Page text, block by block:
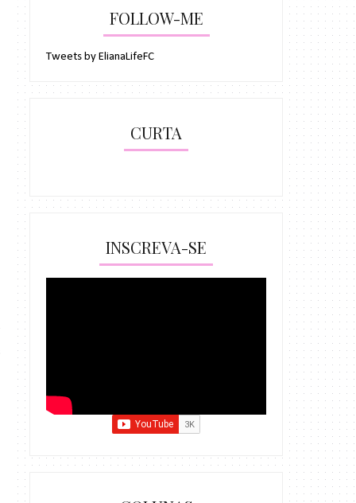
FOLLOW-ME
Tweets by ElianaLifeFC
CURTA
INSCREVA-SE